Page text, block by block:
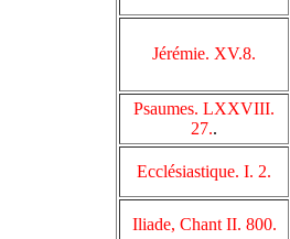
Jérémie. XV.8.
Psaumes. LXXVIII.
27..
Ecclésiastique. I. 2.
Iliade, Chant II. 800.